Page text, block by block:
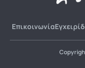
Επικοινωνία